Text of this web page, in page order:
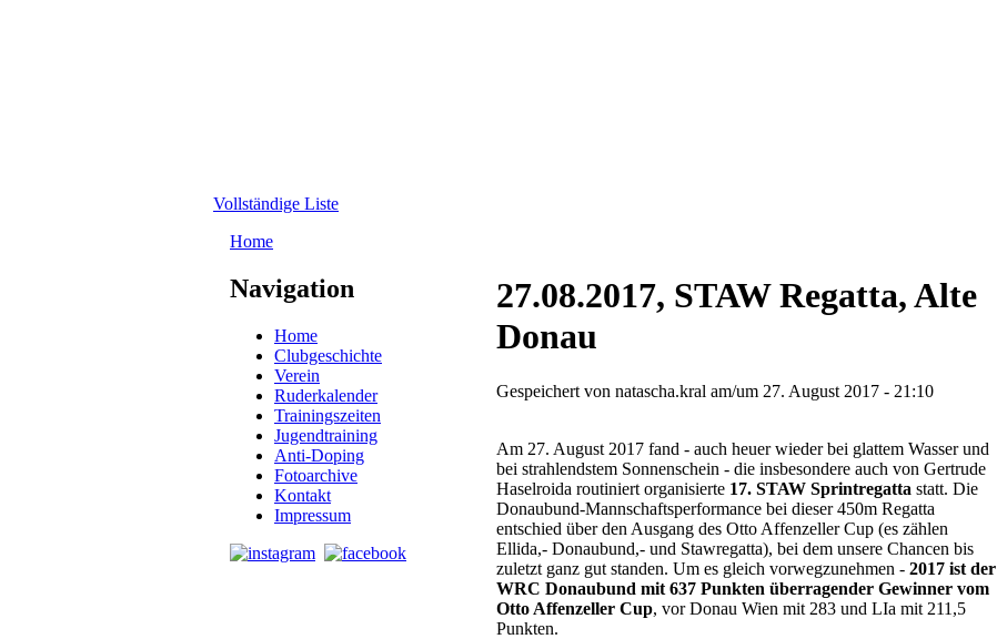
Vollständige Liste
Home
Navigation
Home
Clubgeschichte
Verein
Ruderkalender
Trainingszeiten
Jugendtraining
Anti-Doping
Fotoarchive
Kontakt
Impressum
27.08.2017, STAW Regatta, Alte
Donau
Gespeichert von natascha.kral am/um 27. August 2017 - 21:10
Am 27. August 2017 fand - auch heuer wieder bei glattem Wasser und
bei strahlendstem Sonnenschein - die insbesondere auch von Gertrude
Haselroida routiniert organisierte 17. STAW Sprintregatta statt. Die
Donaubund-Mannschaftsperformance bei dieser 450m Regatta
entschied über den Ausgang des Otto Affenzeller Cup (es zählen
Ellida,- Donaubund,- und Stawregatta), bei dem unsere Chancen bis
zuletzt ganz gut standen. Um es gleich vorwegzunehmen - 2017 ist der
WRC Donaubund mit 637 Punkten überragender Gewinner vom
Otto Affenzeller Cup, vor Donau Wien mit 283 und LIa mit 211,5
Punkten.